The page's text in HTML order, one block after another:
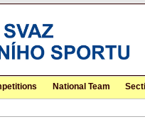
National Team